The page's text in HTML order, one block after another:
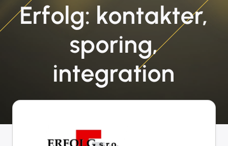
Erfolg: kontakter,
sporing,
integration